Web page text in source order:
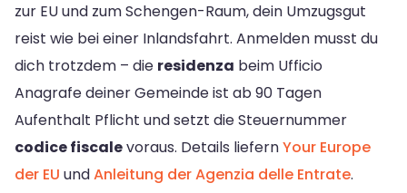
zur EU und zum Schengen-Raum, dein Umzugsgut
reist wie bei einer Inlandsfahrt. Anmelden musst du
dich trotzdem – die residenza beim Ufficio
Anagrafe deiner Gemeinde ist ab 90 Tagen
Aufenthalt Pflicht und setzt die Steuernummer
codice fiscalevoraus. Details liefernYour Europe
der EU undAnleitung der Agenzia delle Entrate.